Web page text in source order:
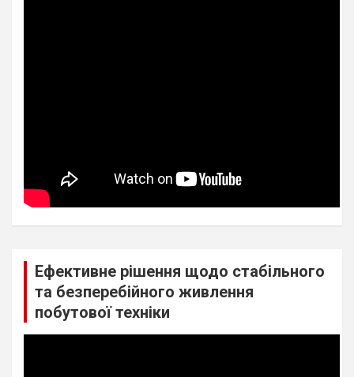
Ефективне рішення щодо стабільного
та безперебійного живлення
побутової техніки